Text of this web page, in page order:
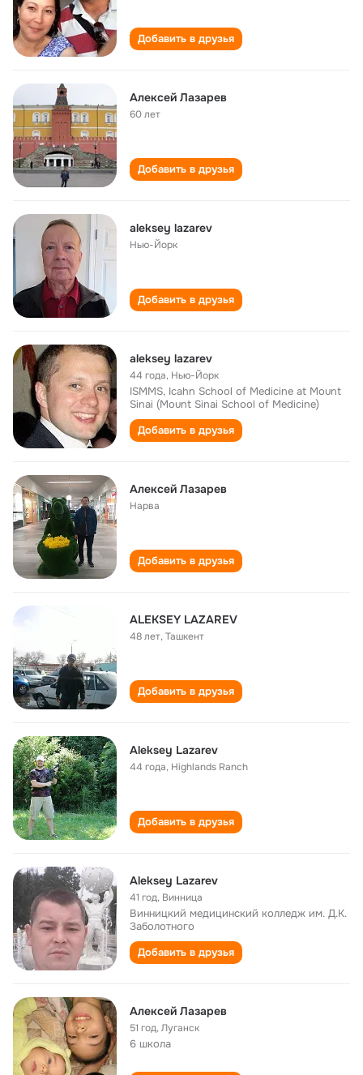
Добавить в друзья
Алексей Лазарев
60 лет
Добавить в друзья
aleksey lazarev
Нью-Йорк
Добавить в друзья
aleksey lazarev
44 года, Нью-Йорк
ISMMS, Icahn School of Medicine at Mount
Sinai (Mount Sinai School of Medicine)
Добавить в друзья
Алексей Лазарев
Нарва
Добавить в друзья
ALEKSEY LAZAREV
48 лет,Ташкент
Добавить в друзья
Aleksey Lazarev
44 года, Highlands Ranch
Добавить в друзья
Aleksey Lazarev
41 год, Винница
Винницкий медицинский колледж им. Д.К.
Заболотного
Добавить в друзья
Алексей Лазарев
51 год,Луганск
6 школа